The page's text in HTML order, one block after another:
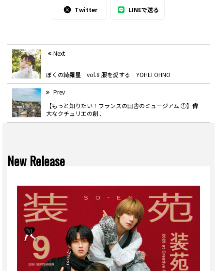
Twitter LINEで送る
Next
ぼくの綺羅星 vol.8 服を愛する YOHEI OHNO
Prev
【もっと知りたい！フランスの田舎のミュージアム ①】偉
大なクチュリエの創...
New Release